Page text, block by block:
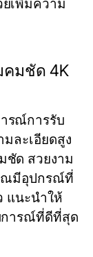
เพิ่มความ
คมชัด 4K
รณ์การรับ
ละเอียดสูง
ชัด สวยงาม
ณมีอุปกรณ์ที่
แนะนำให้
การณ์ที่ดีที่สุด